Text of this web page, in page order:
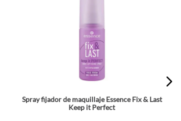
Spray fijador de maquillaje Essence Fix & Last
Keep it Perfect